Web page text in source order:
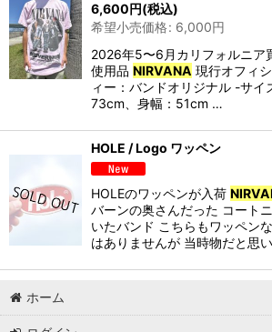
6,600円(税込)
希望小売価格: 6,000円
2026年5〜6月カリフォルニア
使用品 NIRVANA 現行オフィ
ィー：バンドオリジナル -サイ
73cm、身幅：51cm …
HOLE / Logo ワッペン
HOLEのワッペンが入荷
バーンの奥さんだった コート
いたバンド こちらもワッペン
はありませんが 当時物だと思
ホーム